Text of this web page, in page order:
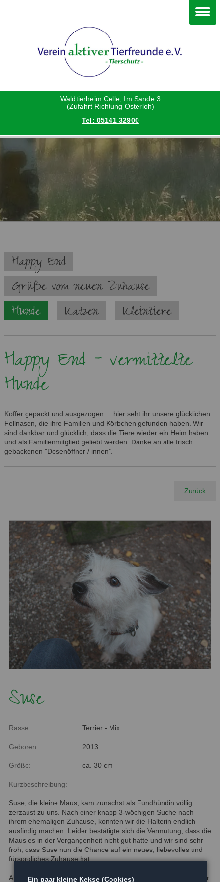
Waldtierheim Celle, Im Sande 3
(Zufahrt Richtung Osterloh)
Tel: 05141 32900
Navigation
überspringen
Happy End
Grüße vom neuen Zuhause
Hunde
Katzen Kleintiere
Happy End - vermittelte
Hunde
Koffer gepackt und ausgezogen ... hier seht ihr unsere glücklichen
Fellnasen, die ihre Familien und Körbchen gefunden haben. Wir
sind dankbar und glücklich, dass die Tiere wieder ein Heim haben
und als Familienmitglied geliebt werden. Danke an alle frisch
gebackenen "Dosenöffner / innen".
Zurück
Suse
Rasse: Terrier - Mix
Geboren: 2013
Größe: ca. 30 cm
Kurzbeschreibung:
Suse, die kleine Maus, kam zunächst als Fundhündin völlig
zerzaust zu uns. Nach einer knapp 3-wöchigen Suche nach
ihrem ehemaligen Zuhause, konnten wir die Halterin endlich
ausfindig machen. Leider bestätigte sich die Vermutung, dass die
Maus es in der Vergangenheit nicht gut hatte und wir sind sehr
froh, dass Suse nun die Chance auf ein neues, liebevolles und
fürsorgliches Zuhause hat.
Aber nun zu Suse selbst: unsere Kleine ist eine wahre Frohnatur
Ein paar kleine Kekse (Cookies)
Katzen
Vermittlungshilfe privat
Danke an die Helfer
Vorstand
Satzung